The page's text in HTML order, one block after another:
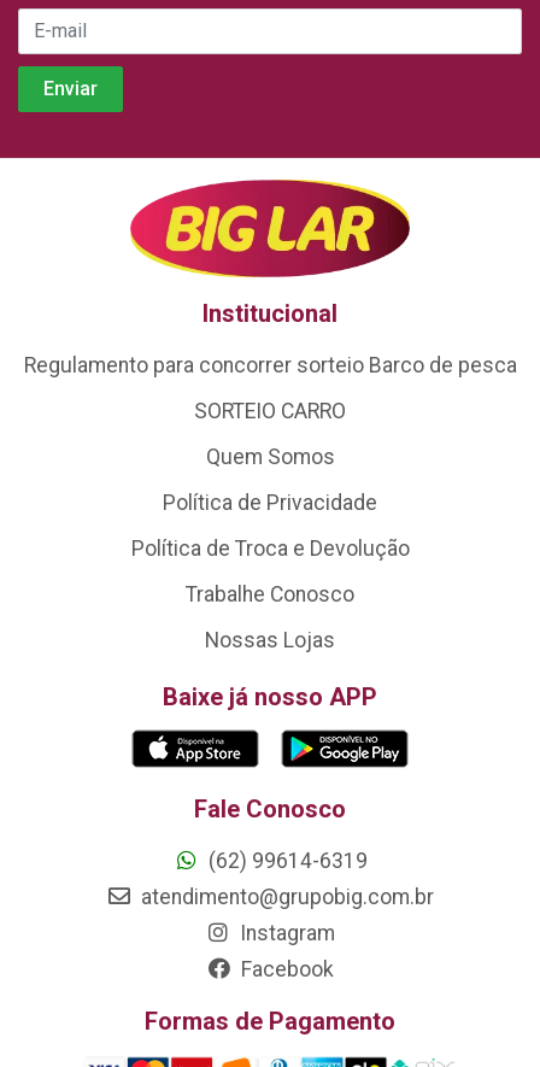
Institucional
Regulamento para concorrer sorteio Barco de pesca
SORTEIO CARRO
Quem Somos
Política de Privacidade
Política de Troca e Devolução
Trabalhe Conosco
Nossas Lojas
Baixe já nosso APP
Fale Conosco
(62) 99614-6319
atendimento@grupobig.com.br
Instagram
Facebook
Formas de Pagamento